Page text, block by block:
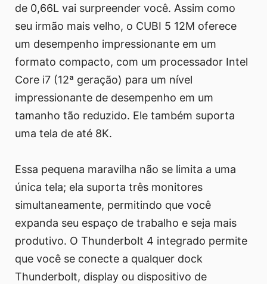
de 0,66L vai surpreender você. Assim como
seu irmão mais velho, o CUBI 5 12M oferece
um desempenho impressionante em um
formato compacto, com um processador Intel
Core i7 (12ª geração) para um nível
impressionante de desempenho em um
tamanho tão reduzido. Ele também suporta
uma tela de até 8K.
Essa pequena maravilha não se limita a uma
única tela; ela suporta três monitores
simultaneamente, permitindo que você
expanda seu espaço de trabalho e seja mais
produtivo. O Thunderbolt 4 integrado permite
que você se conecte a qualquer dock
Thunderbolt, display ou dispositivo de